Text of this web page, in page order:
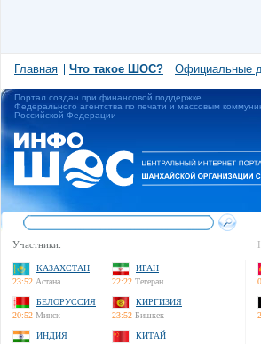
Главная Что такое ШОС? Официальные
Портал создан при финансовой поддержке
Федерального агентства по печати и массовым
Российской Федерации
Участники:
КАЗАХСТАН
23:52 Астана
ИРАН
22:22 Тегеран
БЕЛОРУССИЯ
20:52 Минск
КИРГИЗИЯ
23:52 Бишкек
ИНДИЯ
КИТАЙ